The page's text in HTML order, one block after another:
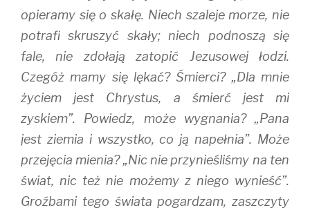
opieramy się o skałę. Niech szaleje morze, nie
potrafi skruszyć skały; niech podnoszą się
fale, nie zdołają zatopić Jezusowej łodzi.
Czegóż mamy się lękać? Śmierci? „Dla mnie
życiem jest Chrystus, a śmierć jest mi
zyskiem”. Powiedz, może wygnania? „Pana
jest ziemia i wszystko, co ją napełnia”. Może
przejęcia mienia? „Nic nie przynieśliśmy na ten
świat, nic też nie możemy z niego wynieść”.
Groźbami tego świata pogardzam, zaszczyty